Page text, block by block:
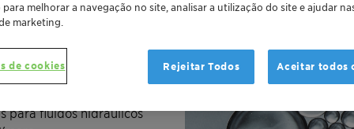
de
polialquileno glicóis
para fluidos hidráulicos
melhorar a navegação no site, analisar a utilização do site e ajudar
marketing.
de cookies Rejeitar Todos Aceitar todos